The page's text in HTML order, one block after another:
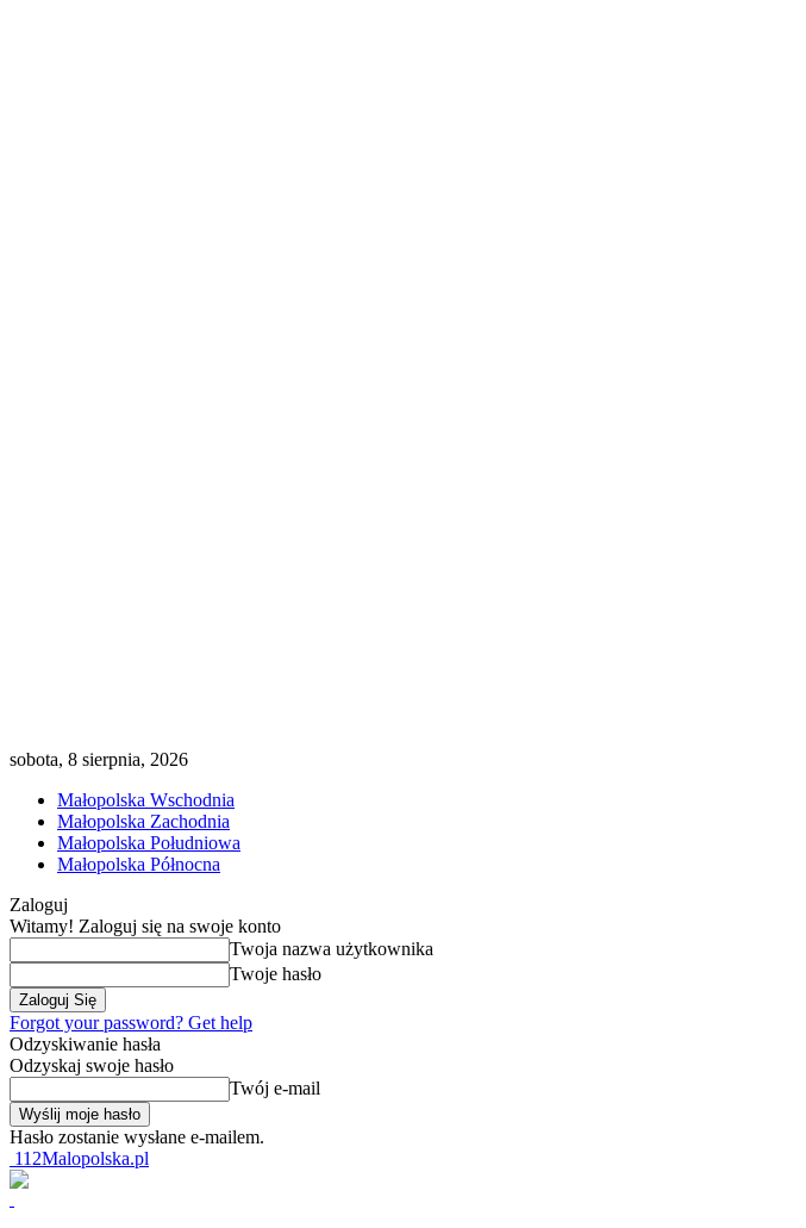
sobota, 8 sierpnia, 2026
Małopolska Wschodnia
Małopolska Zachodnia
Małopolska Południowa
Małopolska Północna
Zaloguj
Witamy! Zaloguj się na swoje konto
Twoja nazwa użytkownika
Twoje hasło
Forgot your password? Get help
Odzyskiwanie hasła
Odzyskaj swoje hasło
Twój e-mail
Hasło zostanie wysłane e-mailem.
112Malopolska.pl